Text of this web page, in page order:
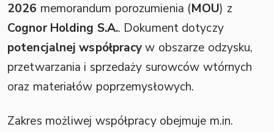
2026 memorandum porozumienia (MOU) z
Cognor Holding S.A.. Dokument dotyczy
potencjalnej współpracyw obszarze odzysku,
przetwarzania i sprzedaży surowców wtórnych
oraz materiałów poprzemysłowych.
Zakres możliwej współpracy obejmuje m.in.